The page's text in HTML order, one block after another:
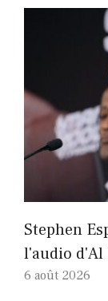
Stephen
l'audio d'Al
6 août 2026